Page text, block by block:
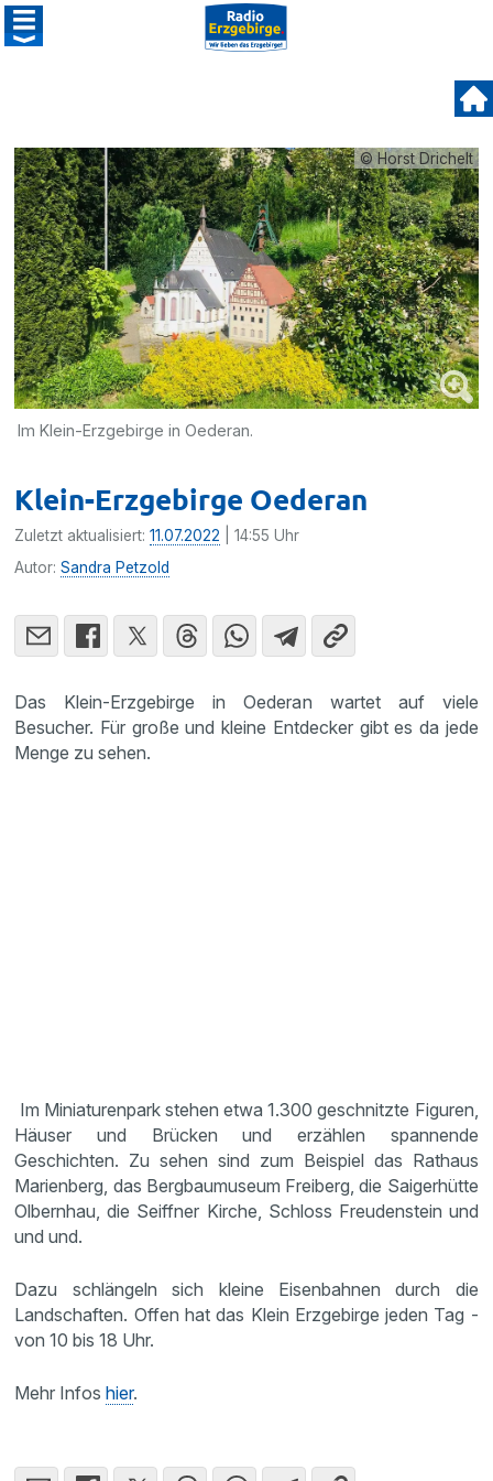
© Horst Drichelt
Im Klein-Erzgebirge in Oederan.
Klein-Erzgebirge Oederan
Zuletzt aktualisiert:11.07.2022 | 14:55 Uhr
Autor:Sandra Petzold
Das Klein-Erzgebirge in Oederan wartet auf viele
Besucher. Für große und kleine Entdecker gibt es da jede
Menge zu sehen.
Im Miniaturenpark stehen etwa 1.300 geschnitzte Figuren,
Häuser und Brücken und erzählen spannende
Geschichten. Zu sehen sind zum Beispiel das Rathaus
Marienberg, das Bergbaumuseum Freiberg, die Saigerhütte
Olbernhau, die Seiffner Kirche, Schloss Freudenstein und
und und.
Dazu schlängeln sich kleine Eisenbahnen durch die
Landschaften. Offen hat das Klein Erzgebirge jeden Tag -
von 10 bis 18 Uhr.
Mehr Infoshier.